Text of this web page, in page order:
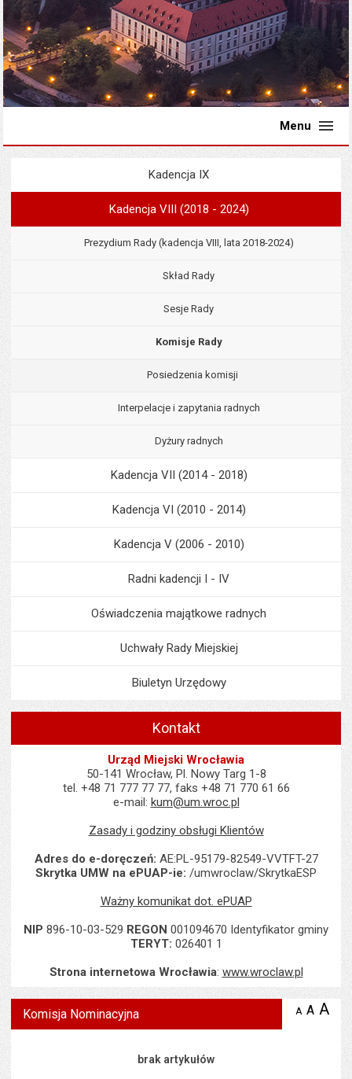
Menu
Menu
Kadencja IX
Kadencja VIII (2018 - 2024)
Prezydium Rady (kadencja VIII, lata 2018-2024)
Skład Rady
Sesje Rady
Komisje Rady
Posiedzenia komisji
Interpelacje i zapytania radnych
Dyżury radnych
Kadencja VII (2014 - 2018)
Kadencja VI (2010 - 2014)
Kadencja V (2006 - 2010)
Radni kadencji I - IV
Oświadczenia majątkowe radnych
Uchwały Rady Miejskiej
Biuletyn Urzędowy
Kontakt
Urząd Miejski Wrocławia
50-141 Wrocław, Pl. Nowy Targ 1-8
tel. +48 71 777 77 77, faks +48 71 770 61 66
e-mail: kum@um.wroc.pl
Zasady i godziny obsługi Klientów
Adres do e-doręczeń: AE:PL-95179-82549-VVTFT-27
Skrytka UMW na ePUAP-ie: /umwroclaw/SkrytkaESP
Ważny komunikat dot. ePUAP
NIP 896-10-03-529 REGON 001094670 Identyfikator gminy
TERYT: 026401 1
Strona internetowa Wrocławia: www.wroclaw.pl
Komisja Nominacyjna A zmniejsz
A A
brak artykułów